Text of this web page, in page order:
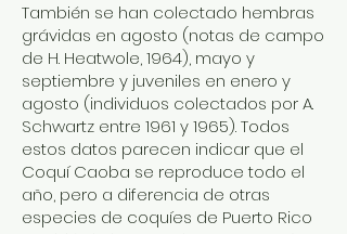
También se han colectado hembras
grávidas en agosto (notas de campo
de H. Heatwole, 1964), mayo y
septiembre y juveniles en enero y
agosto (individuos colectados por A.
Schwartz entre 1961 y 1965). Todos
estos datos parecen indicar que el
Coquí Caoba se reproduce todo el
año, pero a diferencia de otras
especies de coquíes de Puerto Rico